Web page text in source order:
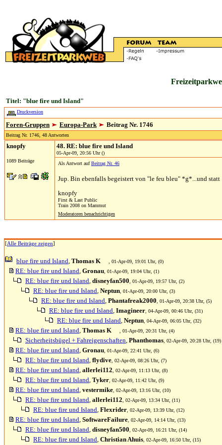
Titel: "blue fire und Island"
Druckversion
Foren-Gruppen Europa-Park Beitrag Nr. 1746
Beitrag Nr. 1746, 48 Antworten
knopfy
1089 Beiträge
48. RE: blue fire und Island
05-Apr-09, 20:56 Uhr ()
Als Antwort aufBeitrag Nr. 46
Jup. Bin ebenfalls begeistert von "le feu bleu" *g*...und
knopfy
First & Last Public
Train 2008 on Mammut
Moderatoren benachrichtigen
[Alle Beiträge zeigen]
blue fire und Island, Thomas K , 01-Apr-09, 19:01 Uhr, (0)
RE: blue fire und Island, Gronau , 01-Apr-09, 19:04 Uhr, (1)
RE: blue fire und Island, disneyfan500 , 01-Apr-09, 19:57 Uhr, (2)
RE: blue fire und Island, Neptun , 01-Apr-09, 20:00 Uhr, (3)
RE: blue fire und Island, Phantafreak2000 , 01-Apr-09, 20:38 Uhr, (5)
RE: blue fire und Island, Imagineer , 04-Apr-09, 00:46 Uhr, (31)
RE: blue fire und Island, Neptun , 04-Apr-09, 06:05 Uhr, (32)
RE: blue fire und Island, Thomas K , 01-Apr-09, 20:31 Uhr, (4)
Sicherheitsbügel + Fahreigenschaften, Phanthomas , 02-Apr-09, 20:28 Uhr, (19)
RE: blue fire und Island, Gronau , 01-Apr-09, 22:41 Uhr, (6)
RE: blue fire und Island, flydive , 02-Apr-09, 08:26 Uhr, (7)
RE: blue fire und Island, allerlei112 , 02-Apr-09, 11:13 Uhr, (8)
RE: blue fire und Island, Tyker , 02-Apr-09, 11:42 Uhr, (9)
RE: blue fire und Island, vestermike , 02-Apr-09, 13:16 Uhr, (10)
RE: blue fire und Island, allerlei112 , 02-Apr-09, 13:34 Uhr, (11)
RE: blue fire und Island, Flexrider , 02-Apr-09, 13:39 Uhr, (12)
RE: blue fire und Island, SoftwareFailure , 02-Apr-09, 14:14 Uhr, (13)
RE: blue fire und Island, disneyfan500 , 02-Apr-09, 16:21 Uhr, (14)
RE: blue fire und Island, Christian Ahuis , 02-Apr-09, 16:50 Uhr, (15)